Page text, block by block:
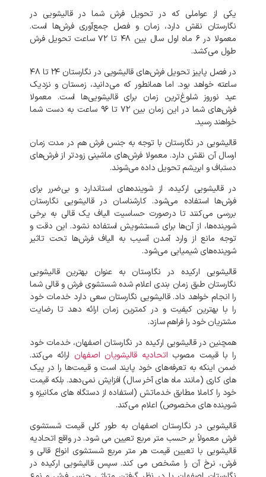
یکی از عواملی که در تحویل فرش شما درقالیشویی در
نگارستان نقش دارد، زمان و فصل جمع‌آوری فرش‌ها است.
معمولا در ۶ ماه اول سال بین ۴۸ تا ۷۲ ساعت تحویل فرش
طول می‌کشد.
در فصل پاییز تحویل فرش‌های قالیشویی در نگارستان ۲۴ تا ۴۸
ساعته خواهد بود. اما همانطور که می‌دانید، زمستان و نزدیک
عید نوروز شلوغ‌ترین زمان برای قالیشویی‌ها است. معمولا
فرش‌های شما در این زمان بین ۷۲ تا ۹۶ ساعت به دست شما
خواهند رسید.
قالیشویی در نگارستان با توجه به جنس فرش هم در مدت زمان
ارسال آن نقش دارد. معمولا فرش‌های ماشینی زودتر از فرش‌های
دستباف و ابریشم تحویل داده می‌شوند.
در قالیشویی ارکیده، از شوینده‌های استاندارد و بی‌ضرر برای
فرش‌ها استفاده می‌شود. کارشناسان در قالیشویی نگارستان
بررسی می‌کنند تا درصورت حساسیت الیاف یک قالی به برخی
شوینده‌ها، از آن‌ها برای شستشویش استفاده نشود. این دقت و
توجه مانع از وارد آمدن آسیب به الیاف فرش‌ها تحت تاثیر
شوینده‌های شیمیایی می‌شود.
قالیشویی ارکیده در نگارستان به عنوان بهترین قالیشویی
نگارستان طبق زمان بندی اعلام شده شستشوی فرش و قالی شما
را انجام خواهد داد. قالیشویی نگارستان سعی دارد خدمات خود
را با بهترین کیفیت و در کمترین زمان ارائه دهد تا رضایت
مشتریان خود را فراهم سازد.
همچنین در قالیشویی ارکیده در نگارستان اصفهان، خدمات خود
را با قیمت مصوب اتحادیه قالیشویان اصفهان ارائه می‌کند.
ضمن اینکه به تعرفه‌های خود پایند است و قیمت‌ها را در پیک‌
های کاری (مانند ماه‌ های آخر سال) افزایش نمی‌دهد. بلکه قیمت
خود را کاملا مطابق خدماتش (استفاده از دستگاه های مکانیزه و
شوینده‌ های مخصوص) اعلام می‌کند.
قالیشویی در نگارستان اصفهان به طور کلی قیمت شستشوی
فرش معمولاً بر حسب متر مربع تعیین می شود. در واقع اتحادیه
قالیشویی با تعیین قیمت هر متر مربع شستشوی انواع قالی و
فرش، نرخ آن را مشخص می کند. سپس قالیشویی ارکیده در